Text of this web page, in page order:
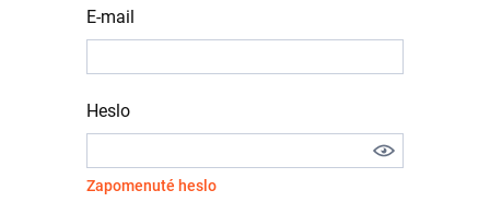
E-mail
Heslo
Zapomenuté heslo